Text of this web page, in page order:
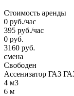
Стоимость аренды
0 руб./час
395 руб./час
0 руб.
3160 руб.
смена
Свободен
Ассенизатор ГАЗ
4 м3
6 м